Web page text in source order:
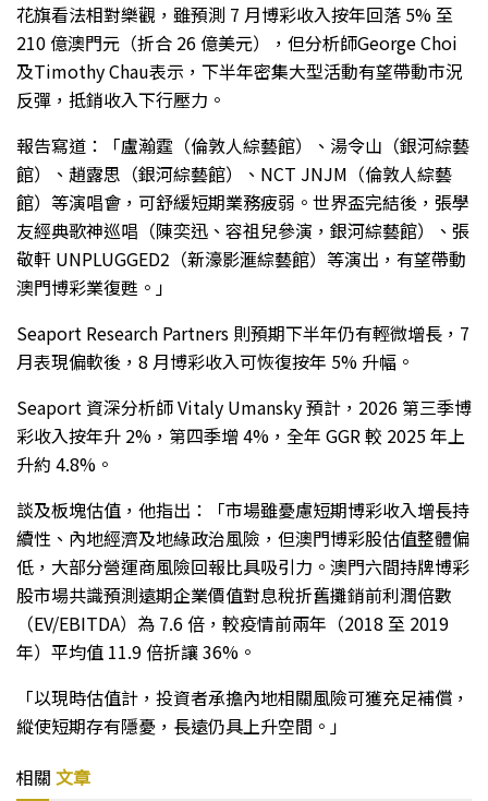
花旗看法相對樂觀，雖預測 7 月博彩收入按年回落 5% 至
210 億澳門元（折合 26 億美元），但分析師George Choi
及Timothy Chau表示，下半年密集大型活動有望帶動市況
反彈，抵銷收入下行壓力。
報告寫道：「盧瀚霆（倫敦人綜藝館）、湯令山（銀河綜藝
館）、趙露思（銀河綜藝館）、NCT JNJM（倫敦人綜藝
館）等演唱會，可舒緩短期業務疲弱。世界盃完結後，張學
友經典歌神巡唱（陳奕迅、容祖兒參演，銀河綜藝館）、張
敬軒 UNPLUGGED2（新濠影滙綜藝館）等演出，有望帶動
澳門博彩業復甦。」
Seaport Research Partners 則預期下半年仍有輕微增長，7
月表現偏軟後，8 月博彩收入可恢復按年 5% 升幅。
Seaport 資深分析師 Vitaly Umansky 預計，2026 第三季博
彩收入按年升 2%，第四季增 4%，全年 GGR 較 2025 年上
升約 4.8%。
談及板塊估值，他指出：「市場雖憂慮短期博彩收入增長持
續性、內地經濟及地緣政治風險，但澳門博彩股估值整體偏
低，大部分營運商風險回報比具吸引力。澳門六間持牌博彩
股市場共識預測遠期企業價值對息稅折舊攤銷前利潤倍數
（EV/EBITDA）為 7.6 倍，較疫情前兩年（2018 至 2019
年）平均值 11.9 倍折讓 36%。
「以現時估值計，投資者承擔內地相關風險可獲充足補償，
縱使短期存有隱憂，長遠仍具上升空間。」
相關 文章